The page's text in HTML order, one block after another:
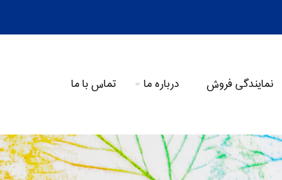
نمایندگی فروش درباره ما تماس با ما